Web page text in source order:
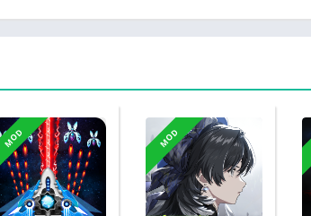
MOD MOD